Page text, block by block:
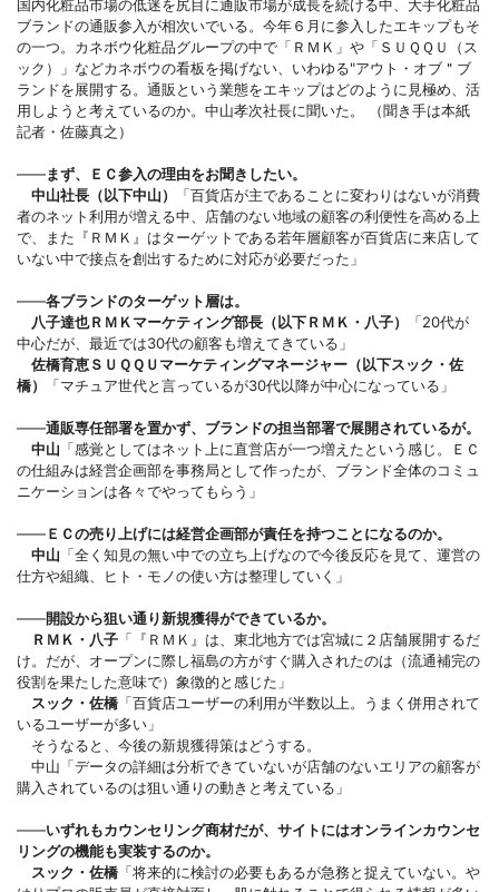
国内化粧品市場の低迷を尻目に通販市場が成長を続ける中、大手化粧品
ブランドの通販参入が相次いでいる。今年６月に参入したエキップもそ
の一つ。カネボウ化粧品グループの中で「ＲＭＫ」や「ＳＵＱＱＵ（ス
ック）」などカネボウの看板を掲げない、いわゆる"アウト・オブ＂ブ
ランドを展開する。通販という業態をエキップはどのように見極め、活
用しようと考えているのか。中山孝次社長に聞いた。 （聞き手は本紙
記者・佐藤真之）
――まず、ＥＣ参入の理由をお聞きしたい。
中山社長（以下中山）
「百貨店が主であることに変わりはないが消費
者のネット利用が増える中、店舗のない地域の顧客の利便性を高める上
で、また『ＲＭＫ』はターゲットである若年層顧客が百貨店に来店して
いない中で接点を創出するために対応が必要だった」
――各ブランドのターゲット層は。
八子達也ＲＭＫマーケティング部長（以下ＲＭＫ・八子）
「20代が
中心だが、最近では30代の顧客も増えてきている」
佐橋育恵ＳＵＱＱＵマーケティングマネージャー（以下スック・佐
橋）
「マチュア世代と言っているが30代以降が中心になっている」
――通販専任部署を置かず、ブランドの担当部署で展開されているが。
中山 「感覚としてはネット上に直営店が一つ増えたという感じ。ＥＣ
の仕組みは経営企画部を事務局として作ったが、ブランド全体のコミュ
ニケーションは各々でやってもらう」
――ＥＣの売り上げには経営企画部が責任を持つことになるのか。
中山 「全く知見の無い中での立ち上げなので今後反応を見て、運営の
仕方や組織、ヒト・モノの使い方は整理していく」
――開設から狙い通り新規獲得ができているか。
ＲＭＫ・八子 「『ＲＭＫ』は、東北地方では宮城に２店舗展開するだ
け。だが、オープンに際し福島の方がすぐ購入されたのは（流通補完の
役割を果たした意味で）象徴的と感じた」
スック・佐橋 「百貨店ユーザーの利用が半数以上。うまく併用されて
いるユーザーが多い」
そうなると、今後の新規獲得策はどうする。
中山「データの詳細は分析できていないが店舗のないエリアの顧客が
購入されているのは狙い通りの動きと考えている」
――いずれもカウンセリング商材だが、サイトにはオンラインカウンセ
リングの機能も実装するのか。
スック・佐橋 「将来的に検討の必要もあるが急務と捉えていない。や